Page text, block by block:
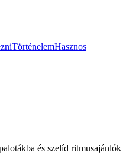
TörténelemHasznos
és szelíd ritmusajánlók